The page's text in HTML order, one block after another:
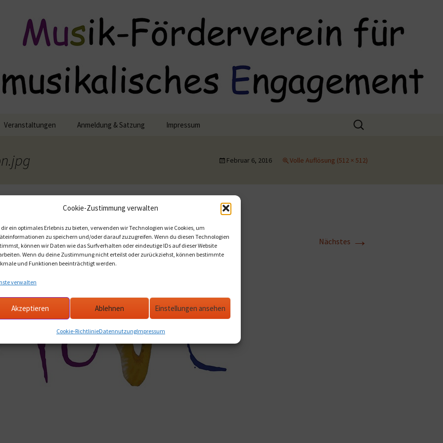
Cookie-Zustimmung verwalten
dir ein optimales Erlebnis zu bieten, verwenden wir Technologien wie Cookies, um
zu speichern und/oder darauf zuzugreifen. Wenn du diesen Technologien
können wir Daten wie das Surfverhalten oder eindeutige IDs auf dieser Website
Wenn du deine Zustimmung nicht erteilst oder zurückziehst, können bestimmte
und Funktionen beeinträchtigt werden.
verwalten
Akzeptieren Ablehnen Einstellungen ansehen
Cookie-RichtlinieDatennutzungImpressum
Engagement
Veranstaltungen Anmeldung & Satzung Impressum
Suchen
nach:
Februar 6, 2016 Volle Auflösung (512 × 512)
Nächstes →